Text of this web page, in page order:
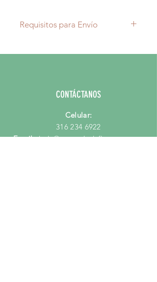
Requisitos para Envío
de 10 Paquetes de Flor por pedido.
CONTÁCTANOS
Celular:
316 234 6922
Email: hola@mercadodeflores.com.co